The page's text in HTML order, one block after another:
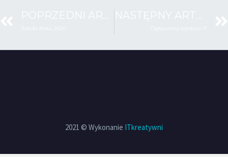
2021 © Wykonanie ITkreatywni